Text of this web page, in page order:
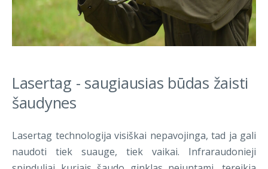
Lasertag - saugiausias būdas žaisti
šaudynes
Lasertag technologija visiškai nepavojinga, tad ja gali
naudoti tiek suauge, tiek vaikai. Infraraudonieji